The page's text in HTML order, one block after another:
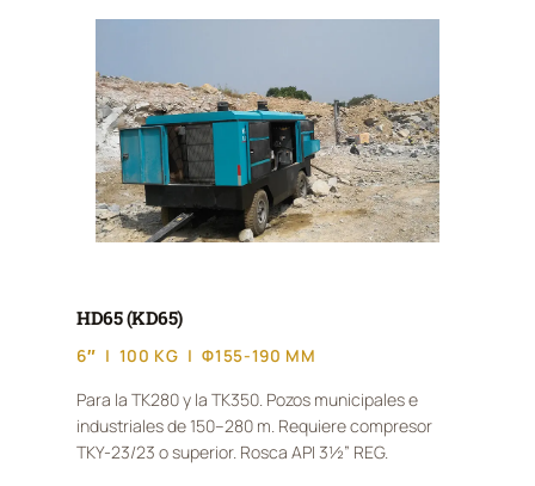
HD65 (KD65)
6″ | 100 KG | Φ155-190 MM
Para la TK280 y la TK350. Pozos municipales e
industriales de 150–280 m. Requiere compresor
TKY-23/23 o superior. Rosca API 3½” REG.